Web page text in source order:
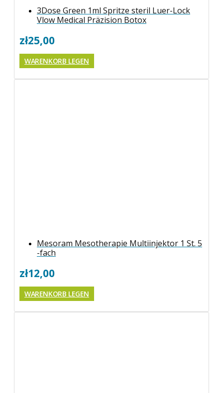
3Dose Green 1ml Spritze steril Luer-Lock
Vlow Medical Präzision Botox
zł25,00
WARENKORB LEGEN
Mesoram Mesotherapie Multiinjektor 1 St. 5
-fach
zł12,00
WARENKORB LEGEN